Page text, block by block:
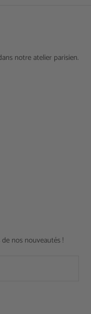
notre atelier parisien.
nos nouveautés !